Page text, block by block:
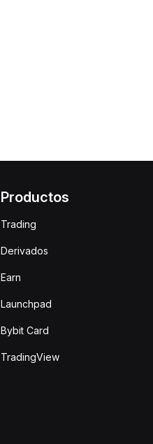
Productos
Trading
Derivados
Earn
Launchpad
Bybit Card
TradingView